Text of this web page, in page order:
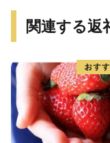
関連する返